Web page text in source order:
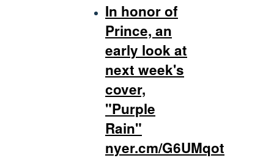
In honor of
Prince, an
early look at
next week's
cover,
"Purple
Rain"
nyer.cm/G6UMqot